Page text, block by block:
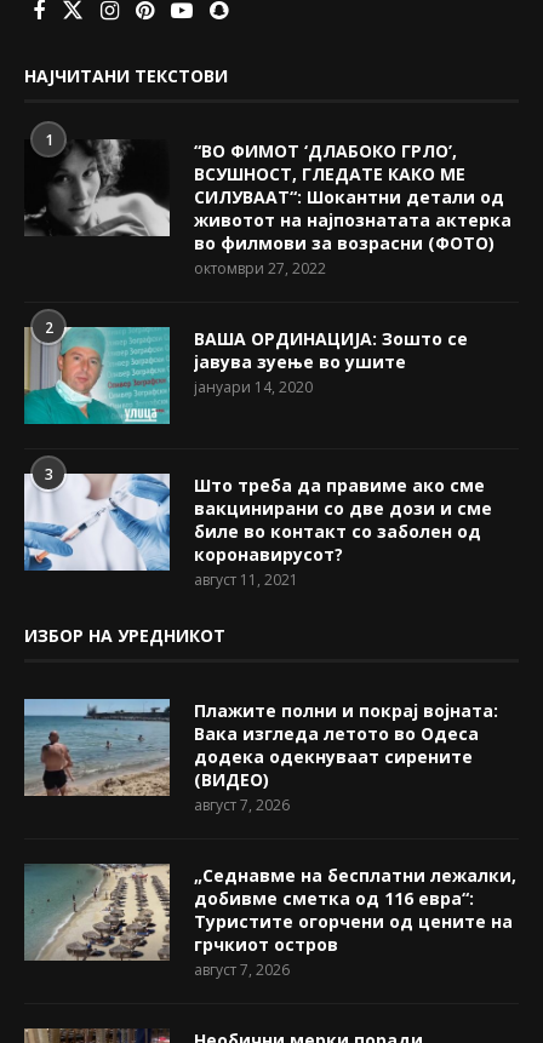
НАЈЧИТАНИ ТЕКСТОВИ
1
“ВО ФИМОТ ‘ДЛАБОКО ГРЛО’,
ВСУШНОСТ, ГЛЕДАТЕ КАКО МЕ
СИЛУВААТ“: Шокантни детали од
животот на најпознатата актерка
во филмови за возрасни (ФОТО)
октомври 27, 2022
2
ВАША ОРДИНАЦИЈА: Зошто се
јавува зуење во ушите
јануари 14, 2020
3
Што треба да правиме ако сме
вакцинирани со две дози и сме
биле во контакт со заболен од
коронавирусот?
август 11, 2021
ИЗБОР НА УРЕДНИКОТ
Плажите полни и покрај војната:
Вака изгледа летото во Одеса
додека одекнуваат сирените
(ВИДЕО)
август 7, 2026
„Седнавме на бесплатни лежалки,
добивме сметка од 116 евра“:
Туристите огорчени од цените на
грчкиот остров
август 7, 2026